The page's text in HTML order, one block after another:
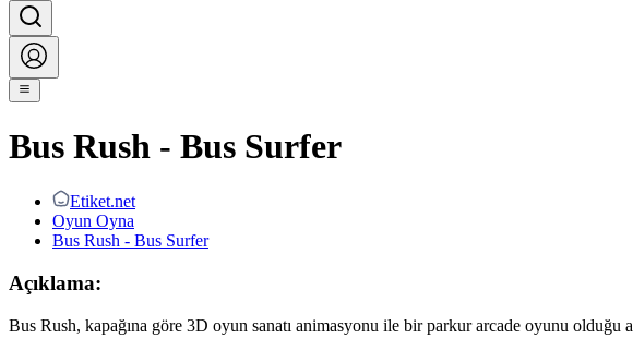
Bus Rush - Bus Surfer
Etiket.net
Oyun Oyna
Bus Rush - Bus Surfer
Açıklama:
Bus Rush, kapağına göre 3D oyun sanatı animasyonu ile bir parkur arcade oyunu olduğu